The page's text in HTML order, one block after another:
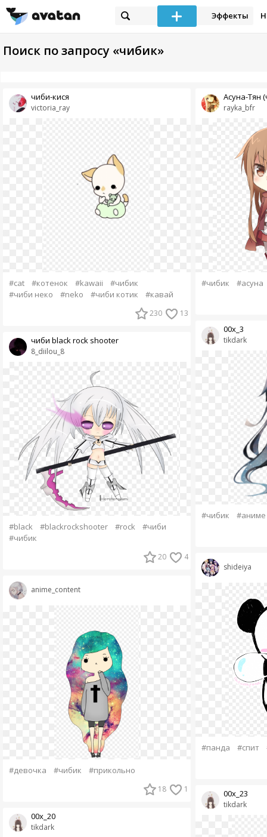
Эффекты
Поиск по запросу «чибик»
victoria_ray
чиби-кися
#cat #котенок #kawaii
#чибик
#чиби неко
#neko #чиби котик #кавай
230 13
8_diilou_8
чиби black rock shooter
#black #blackrockshooter #rock
#чиби
#чибик
20 4
anime_content
#девочка #чибик #прикольно
18 1
tikdark
00х_20
rayka_bfr
Асуна-Тян
#чибик #асуна
tikdark
00х_3
#чибик #аниме
shideiya
#панда #спит
tikdark
00х_23